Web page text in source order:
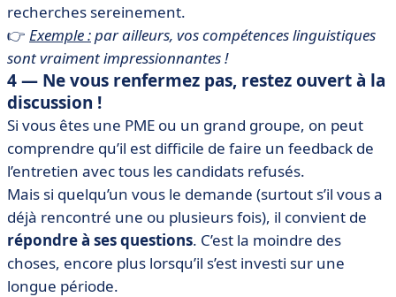
recherches sereinement.
👉 Exemple :par ailleurs, vos compétences linguistiques
sont vraiment impressionnantes !
4 — Ne vous renfermez pas, restez ouvert à la
discussion !
Si vous êtes une PME ou un grand groupe, on peut
comprendre qu’il est difficile de faire un feedback de
l’entretien avec tous les candidats refusés.
Mais si quelqu’un vous le demande (surtout s’il vous a
déjà rencontré une ou plusieurs fois), il convient de
répondre à ses questions. C’est la moindre des
choses, encore plus lorsqu’il s’est investi sur une
longue période.